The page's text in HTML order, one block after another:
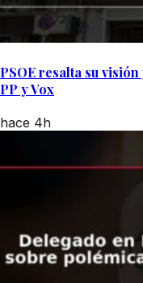
PSOE resalta su
PP y Vox
hace 4h